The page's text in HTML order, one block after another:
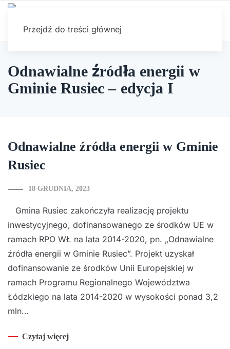
Przejdź do treści głównej
Odnawialne źródła energii w
Gminie Rusiec – edycja I
Odnawialne źródła energii w Gminie
Rusiec
18 GRUDNIA, 2023
Gmina Rusiec zakończyła realizację projektu
inwestycyjnego, dofinansowanego ze środków UE w
ramach RPO WŁ na lata 2014-2020, pn. „Odnawialne
źródła energii w Gminie Rusiec”. Projekt uzyskał
dofinansowanie ze środków Unii Europejskiej w
ramach Programu Regionalnego Województwa
Łódzkiego na lata 2014-2020 w wysokości ponad 3,2
mln…
Czytaj więcej